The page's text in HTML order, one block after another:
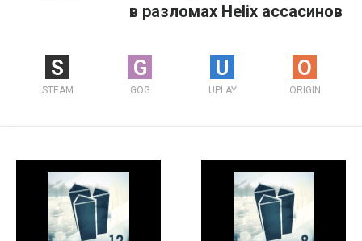
в разломах Helix ассасинов
S
STEAM
G
GOG
U
UPLAY
O
ORIGIN